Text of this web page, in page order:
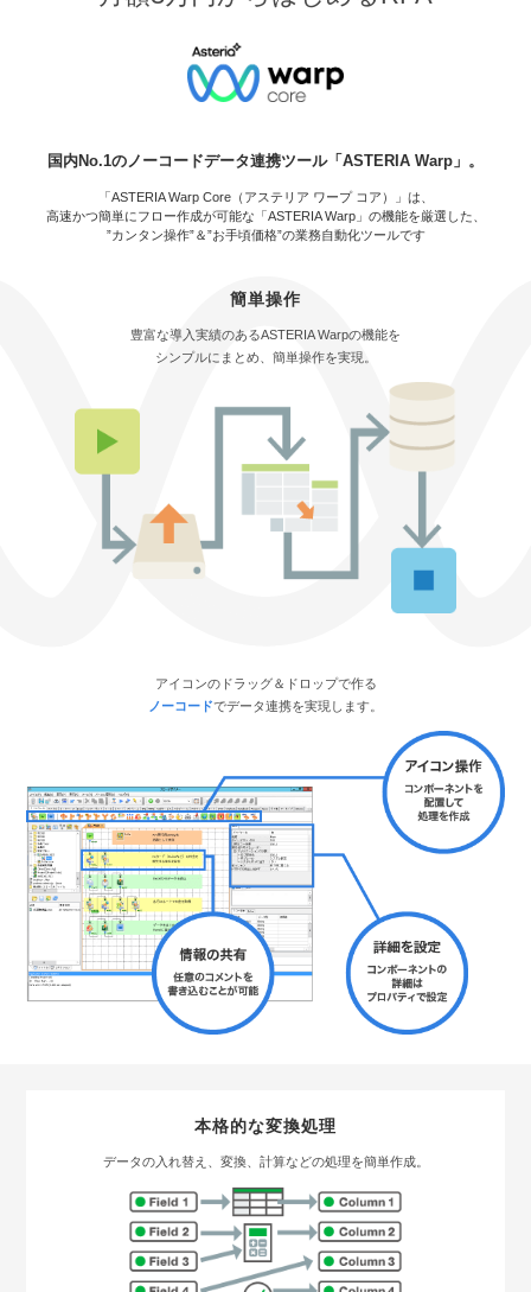
国内No.1のノーコードデータ連携ツール「ASTERIA Warp」。
「ASTERIA Warp Core（アステリア ワープ コア）」は、
高速かつ簡単にフロー作成が可能な「ASTERIA Warp」の機能を厳選した、
”カンタン操作”＆”お手頃価格”の業務自動化ツールです
簡単操作
豊富な導入実績のあるASTERIA Warpの機能を
シンプルにまとめ、簡単操作を実現。
アイコンのドラッグ＆ドロップで作る
ノーコードでデータ連携を実現します。
本格的な変換処理
データの入れ替え、変換、計算などの処理を簡単作成。